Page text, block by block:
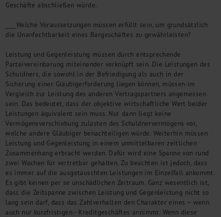
Geschäfte abschließen würde.
____Welche Voraussetzungen müssen erfüllt sein, um grundsätzlich
die Unanfechtbarkeit eines Bargeschäftes zu gewährleisten?
Leistung und Gegenleistung müssen durch entsprechende
Parteivereinbarung miteinander verknüpft sein. Die Leistungen des
Schuldners, die sowohl in der Befriedigung als auch in der
Sicherung einer Gläubigerforderung liegen können, müssen im
Vergleich zur Leistung des anderen Vertragspartners angemessen
sein. Das bedeutet, dass der objektive wirtschaftliche Wert beider
Leistungen äquivalent sein muss. Nur dann liegt keine
Vermögensverschiebung zulasten des Schuldnervermögens vor,
welche andere Gläubiger benachteiligen würde. Weiterhin müssen
Leistung und Gegenleistung in einem unmittelbaren zeitlichen
Zusammenhang erbracht werden. Dafür wird eine Spanne von rund
zwei Wochen für vertretbar gehalten. Zu beachten ist jedoch, dass
es immer auf die ausgetauschten Leistungen im Einzelfall ankommt.
Es gibt keinen per se unschädlichen Zeitraum. Ganz wesentlich ist,
dass die Zeitspanne zwischen Leistung und Gegenleistung nicht so
lang sein darf, dass das Zahlverhalten den Charakter eines – wenn
auch nur kurzfristigen - Kreditgeschäftes annimmt. Wenn diese